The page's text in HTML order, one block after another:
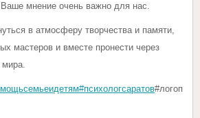
Ваше мнение очень важно для нас.
в атмосферу творчества и памяти,
мастеров и вместе пронести через
#психологсаратов#логоп